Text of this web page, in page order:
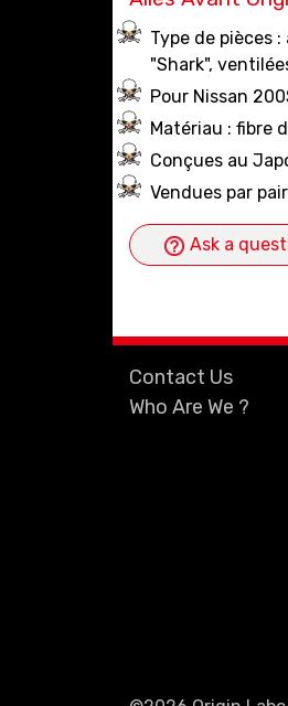
Type de pièces
"Shark",
Pour Nissan
Matériau : fibre
Conçues au
Vendues par
Ask a
Contact Us
Who Are We ?